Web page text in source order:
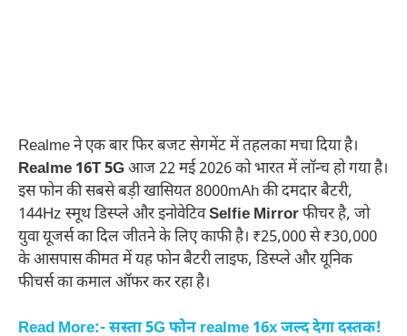
Realme ने एक बार फिर बजट सेगमेंट में तहलका मचा दिया है।
Realme 16T 5Gआज 22 मई 2026 को भारत में लॉन्च हो गया है।
इस फोन की सबसे बड़ी खासियत 8000mAh की दमदार बैटरी,
144Hz स्मूथ डिस्प्ले और इनोवेटिवSelfie Mirrorफीचर है, जो
युवा यूजर्स का दिल जीतने के लिए काफी है। ₹25,000 से ₹30,000
के आसपास कीमत में यह फोन बैटरी लाइफ, डिस्प्ले और यूनिक
फीचर्स का कमाल ऑफर कर रहा है।
Read More:- सस्ता 5G फोन realme 16x जल्द देगा दस्तक!